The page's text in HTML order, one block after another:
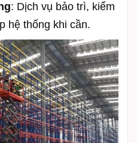
: Dịch vụ bảo trì, kiểm
hệ thống khi cần.